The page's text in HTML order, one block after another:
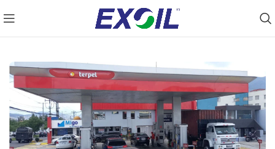
Prueba nuestro OIL FINDER ➡️Clic Aquí